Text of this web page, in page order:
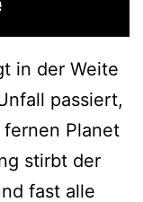
in der Weite
passiert,
Planet
stirbt der
fast alle